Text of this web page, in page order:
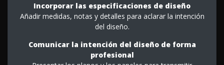
Incorporar las especificaciones de diseño
Añadir medidas, notas y detalles para aclarar la intención
del diseño.
Comunicar la intención del diseño de forma
profesional